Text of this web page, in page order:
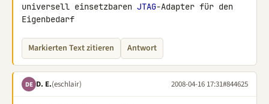
universell einsetzbaren JTAG-Adapter für den
Eigenbedarf
Markierten Text zitieren Antwort
DE D. E.(eschlair) 2008-04-16 17:31#844625